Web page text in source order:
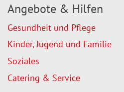
Angebote & Hilfen
Gesundheit und Pflege
Kinder, Jugend und Familie
Soziales
Catering & Service